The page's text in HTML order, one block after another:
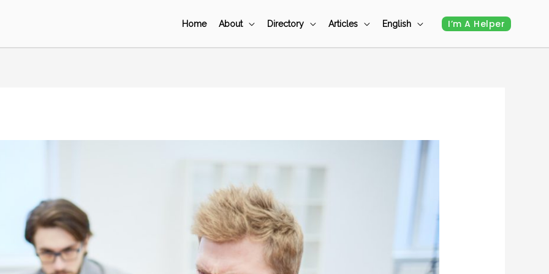
Home About Directory Articles English I’m A Helper